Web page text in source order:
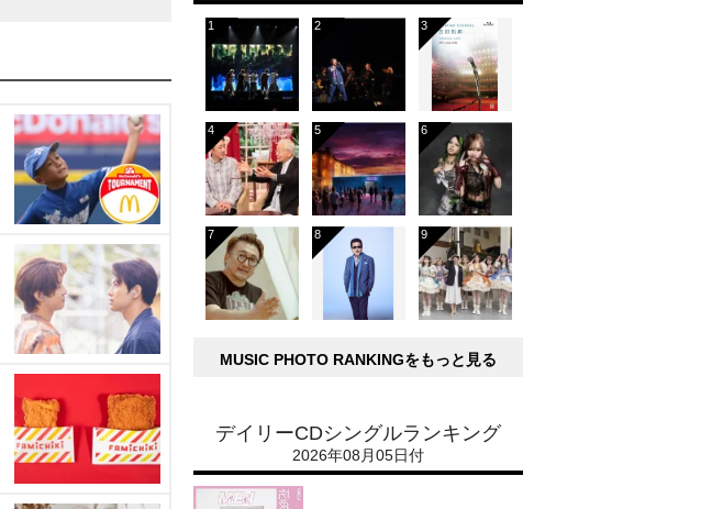
MUSIC PHOTO RANKINGをもっと見る
デイリーCDシングルランキング
2026年08月05日付